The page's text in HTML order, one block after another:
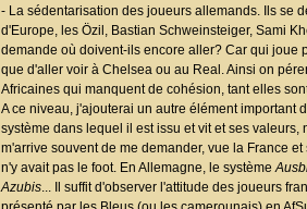
- La sédentarisation des joueurs allemands. Ils se
d'Europe, les Özil, Bastian Schweinsteiger, Sami
demande où doivent-ils encore aller? Car qui joue
que d'aller voir à Chelsea ou au Real. Ainsi on
Africaines qui manquent de cohésion, tant elles
A ce niveau, j'ajouterai un autre élément important
système dans lequel il est issu et vit et ses
m'arrive souvent de me demander, vue la France
n'y avait pas le foot. En Allemagne, le système
Azubis... Il suffit d'observer l'attitude des joueurs